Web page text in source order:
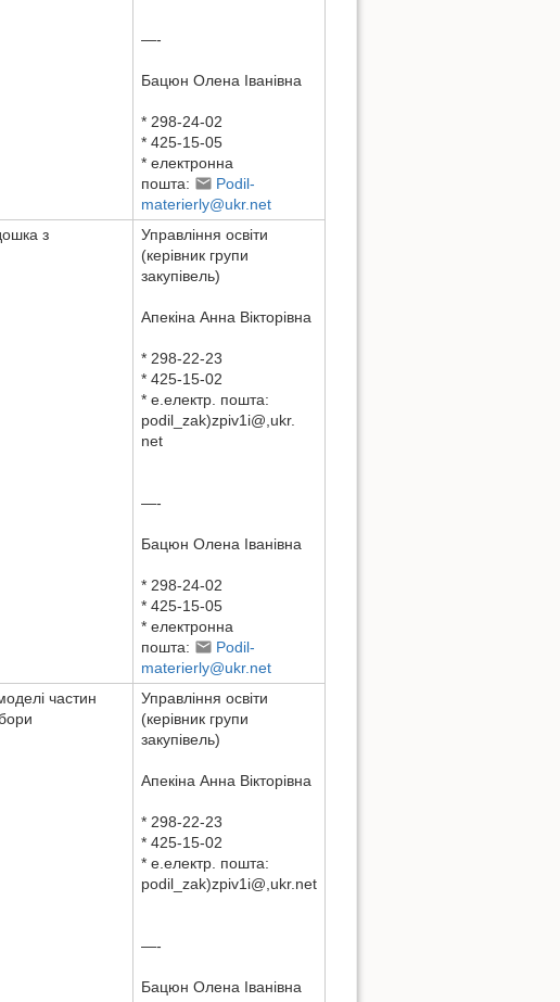
—-
Бацюн Олена Іванівна
* 298-24-02
* 425-15-05
* електронна
пошта:
Podil-
materierly@ukr.net
з
Управління освіти
(керівник групи
закупівель)
Aпекіна Aнна Вікторівна
* 298-22-23
* 425-15-02
* e.електр. пошта:
podil_zak)zpiv1i@,ukr.
net
—-
Бацюн Олена Іванівна
* 298-24-02
* 425-15-05
* електронна
пошта:
Podil-
materierly@ukr.net
частин
Управління освіти
(керівник групи
закупівель)
Aпекіна Aнна Вікторівна
* 298-22-23
* 425-15-02
* e.електр. пошта:
podil_zak)zpiv1i@,ukr.net
—-
Бацюн Олена Іванівна